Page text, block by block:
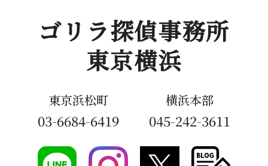
ゴリラ探偵事務所
東京横浜
東京浜松町
03-6684-6419
横浜本部
045-242-3611